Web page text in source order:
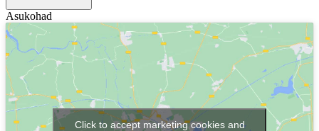
Asukohad
Click to accept marketing cookies and